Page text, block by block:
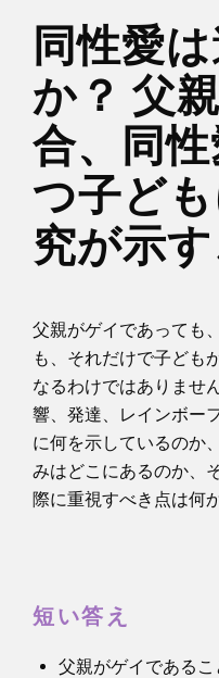
同性愛
か？ 父
合、同
つ子ど
究が示
父親がゲイであっても
も、それだけで子ども
なるわけではありませ
響、発達、レインボー
に何を示しているのか
みはどこにあるのか、
際に重視すべき点は何
短い答え
父親がゲイである